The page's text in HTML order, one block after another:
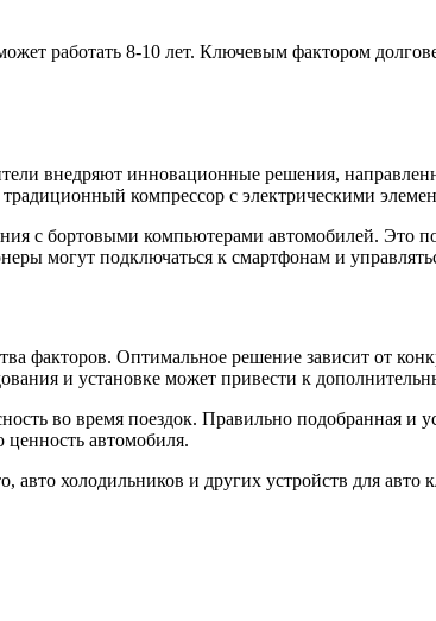
работать 8-10 лет. Ключевым фактором
внедряют инновационные решения,
компрессор с электрическими
с бортовыми компьютерами автомобилей. Это
могут подключаться к смартфонам и
факторов. Оптимальное решение зависит от
и установке может привести к
во время поездок. Правильно подобранная и
автомобиля.
холодильников и других устройств для авто